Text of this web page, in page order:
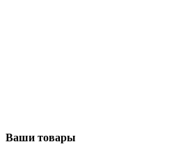
Ваши товары